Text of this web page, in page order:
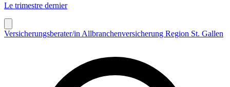
Le trimestre dernier
Versicherungsberater/in Allbranchenversicherung Region St. Gallen